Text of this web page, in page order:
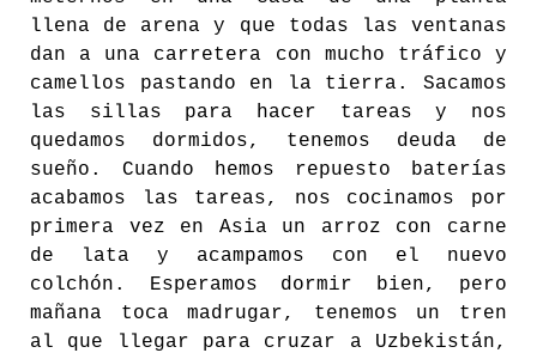
llena de arena y que todas las ventanas
dan a una carretera con mucho tráfico y
camellos pastando en la tierra. Sacamos
las sillas para hacer tareas y nos
quedamos dormidos, tenemos deuda de
sueño. Cuando hemos repuesto baterías
acabamos las tareas, nos cocinamos por
primera vez en Asia un arroz con carne
de lata y acampamos con el nuevo
colchón. Esperamos dormir bien, pero
mañana toca madrugar, tenemos un tren
al que llegar para cruzar a Uzbekistán,